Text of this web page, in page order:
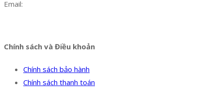
Email:
Chính sách và Điều khoản
Chính sách bảo hành
Chính sách thanh toán